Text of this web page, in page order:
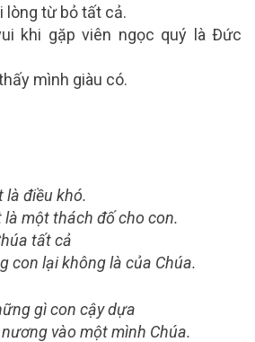
lòng từ bỏ tất cả.
khi gặp viên ngọc quý là Ðức
mình giàu có.
là điều khó.
là một thách đố cho con.
tất cả
con lại không là của Chúa.
gì con cậy dựa
vào một mình Chúa.